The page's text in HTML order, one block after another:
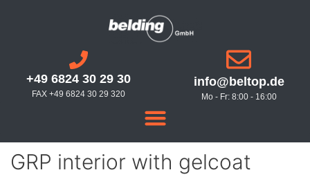
+49 6824 30 29 30
FAX +49 6824 30 29 320
info@beltop.de
Mo - Fr: 8:00 - 16:00
GRP interior with gelcoat